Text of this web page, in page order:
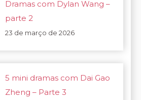
Dramas com Dylan Wang –
parte 2
23 de março de 2026
5 mini dramas com Dai Gao
Zheng – Parte 3